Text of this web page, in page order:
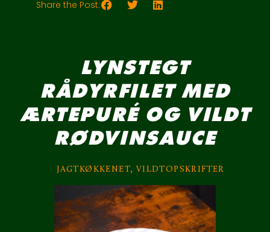
Share the Post:
LYNSTEGT
RÅDYRFILET MED
ÆRTEPURÉ OG VILDT
RØDVINSAUCE
JAGTKØKKENET, VILDTOPSKRIFTER